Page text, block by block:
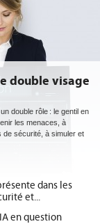
double visage
double rôle : le gentil en
les menaces, à
sécurité, à simuler et
dans les
et...
en question